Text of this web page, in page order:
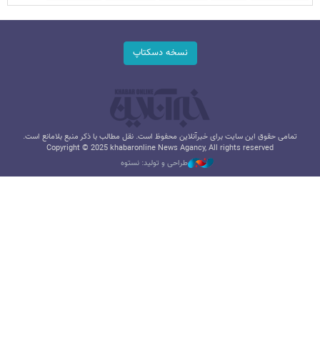
نسخه دسکتاپ
تمامی حقوق این سایت برای خبرآنلاین محفوظ است. نقل مطالب با ذکر منبع بلامانع است.
Copyright © 2025 khabaronline News Agancy, All rights reserved
طراحی و تولید: نستوه